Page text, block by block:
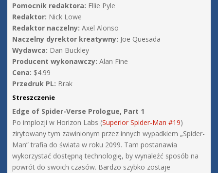
Pomocnik redaktora: Ellie Pyle
Redaktor: Nick Lowe
Redaktor naczelny: Axel Alonso
Naczelny dyrektor kreatywny: Joe Quesada
Wydawca: Dan Buckley
Producent wykonawczy: Alan Fine
Cena: $4.99
Przedruk PL: Brak
Streszczenie
Edge of Spider-Verse Prologue, Part 1
Po implozji w Horizon Labs (Superior Spider-Man #19)
zirytowany tym zawinionym przez innych wypadkiem „Spider-
Man” trafia do świata w roku 2099. Tam postanawia
wykorzystać dostępną technologię, by wynaleźć sposób na
powrót do swoich czasów. Bardzo szybko zostaje